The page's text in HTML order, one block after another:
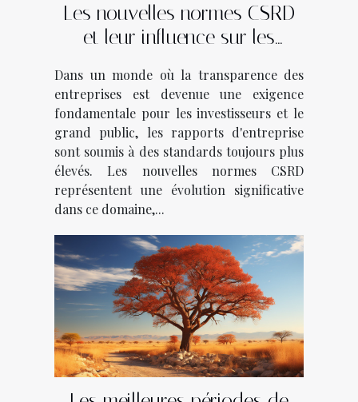
Les nouvelles normes CSRD
et leur influence sur les
Dans un monde où la transparence des
entreprises est devenue une exigence
fondamentale pour les investisseurs et le
grand public, les rapports d'entreprise
sont soumis à des standards toujours plus
élevés. Les nouvelles normes CSRD
représentent une évolution significative
dans ce domaine,...